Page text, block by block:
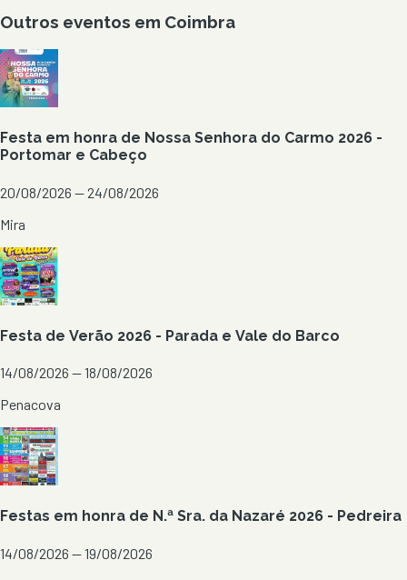
Outros eventos em Coimbra
Festa em honra de Nossa Senhora do Carmo 2026 -
Portomar e Cabeço
20/08/2026 — 24/08/2026
Mira
Festa de Verão 2026 - Parada e Vale do Barco
14/08/2026 — 18/08/2026
Penacova
Festas em honra de N.ª Sra. da Nazaré 2026 - Pedreira
14/08/2026 — 19/08/2026